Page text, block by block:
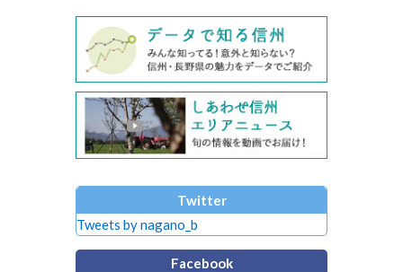
Twitter
Tweets by nagano_b
Facebook